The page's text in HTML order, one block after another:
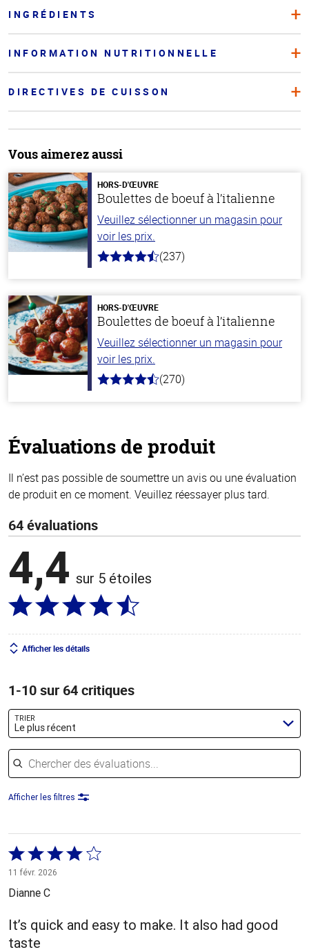
INGRÉDIENTS
INFORMATION NUTRITIONNELLE
DIRECTIVES DE CUISSON
Vous aimerez aussi
HORS-D'ŒUVRE
Boulettes de boeuf à l’italienne
Veuillez sélectionner un magasin pour
voir les prix.
4.6
stars
(237)
HORS-D'ŒUVRE
Boulettes de boeuf à l’italienne
Veuillez sélectionner un magasin pour
voir les prix.
4.5
(270)
Évaluations de produit
Il n’est pas possible de soumettre un avis ou une évaluation
de produit en ce moment. Veuillez réessayer plus tard.
64 évaluations
4,4 sur 5 étoiles
Afficher les détails
1-10 sur 64 critiques
TRIER
Le plus récent
Chercher des évaluations
Afficher les filtres
Coté
4 sur
5
11 févr. 2026
Dianne C
It’s quick and easy to make. It also had good
taste